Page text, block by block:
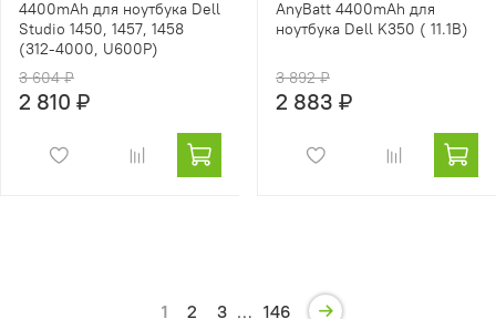
4400mAh для ноутбука Dell
Studio 1450, 1457, 1458
(312-4000, U600P)
3 604 ₽
2 810 ₽
AnyBatt 4400mAh для
ноутбука Dell K350 ( 11.1В)
3 892 ₽
2 883 ₽
1 2 3 … 146